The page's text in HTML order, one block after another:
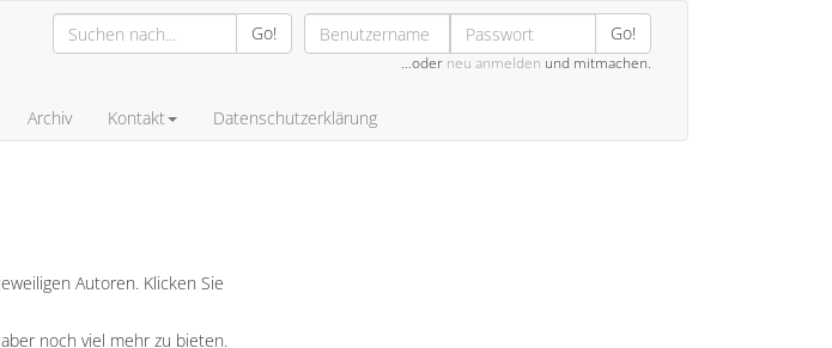
Go! Go!
…oder neu anmelden und mitmachen.
Archiv Kontakt Datenschutzerklärung
Autoren. Klicken Sie
noch viel mehr zu bieten.